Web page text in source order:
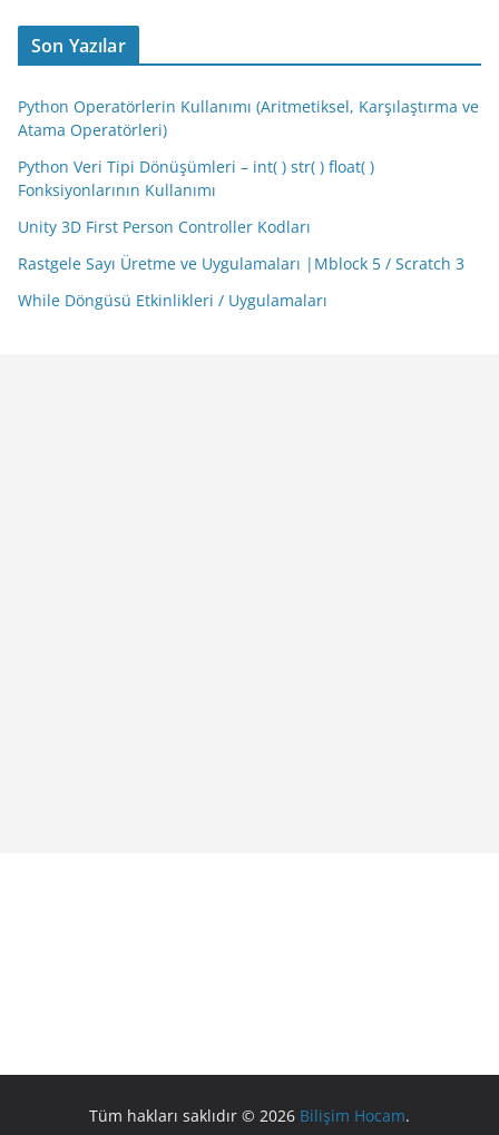
Son Yazılar
Python Operatörlerin Kullanımı (Aritmetiksel, Karşılaştırma ve
Atama Operatörleri)
Python Veri Tipi Dönüşümleri – int( ) str( ) float( )
Fonksiyonlarının Kullanımı
Unity 3D First Person Controller Kodları
Rastgele Sayı Üretme ve Uygulamaları |Mblock 5 / Scratch 3
While Döngüsü Etkinlikleri / Uygulamaları
Tüm hakları saklıdır © 2026 Bilişim Hocam.